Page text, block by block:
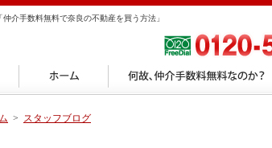
介手数料無料で奈良の不動産を買う方法」
> スタッフブログ